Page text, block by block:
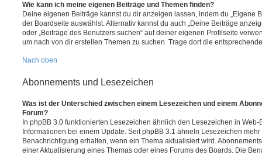
Wie kann ich meine eigenen Beiträge und Themen finden?
Deine eigenen Beiträge kannst du dir anzeigen lassen, indem du „Eigene
der Boardseite auswählst. Alternativ kannst du auch „Deine Beiträge
oder „Beiträge des Benutzers suchen“ auf deiner eigenen Profilseite
um nach von dir erstellen Themen zu suchen. Trage dort die
Nach oben
Abonnements und Lesezeichen
Was ist der Unterschied zwischen einem Lesezeichen und einem
Forum?
In phpBB 3.0 funktionierten Lesezeichen ähnlich den Lesezeichen in
Informationen bei einem Update. Seit phpBB 3.1 ähneln Lesezeichen
Benachrichtigung erhalten, wenn ein Thema aktualisiert wird.
einer Aktualisierung eines Themas oder eines Forums des Boards. Die